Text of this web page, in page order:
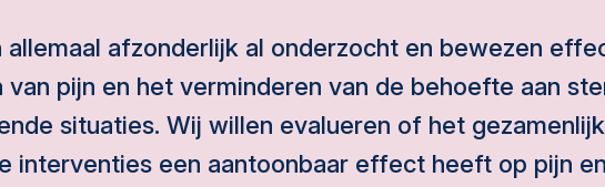
allemaal afzonderlijk al onderzocht en bewezen
pijn en het verminderen van de behoefte aan
situaties. Wij willen evalueren of het gezamenlijk
interventies een aantoonbaar effect heeft op pijn